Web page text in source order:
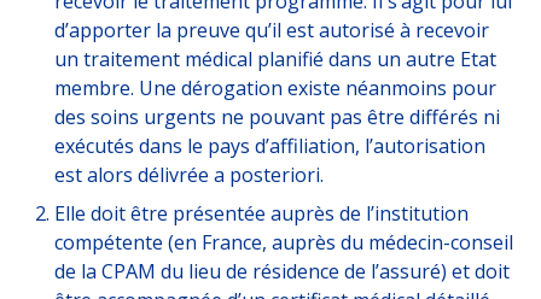
d’apporter la preuve qu’il est autorisé à recevoir
un traitement médical planifié dans un autre Etat
membre. Une dérogation existe néanmoins pour
des soins urgents ne pouvant pas être différés ni
exécutés dans le pays d’affiliation, l’autorisation
est alors délivrée a posteriori.
Elle doit être présentée auprès de l’institution
compétente (en France, auprès du médecin-conseil
de la CPAM du lieu de résidence de l’assuré) et doit